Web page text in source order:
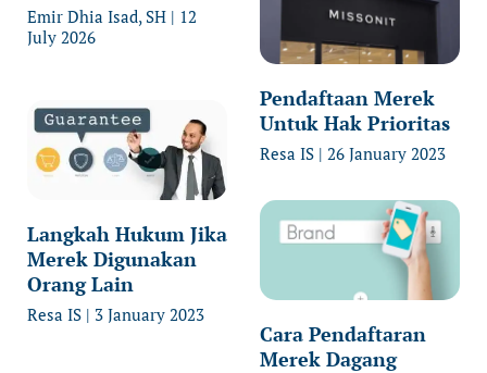
Emir Dhia Isad, SH
12
July 2026
Langkah Hukum Jika
Merek Digunakan
Orang Lain
Resa IS 3 January 2023
Pendaftaan Merek
Untuk Hak Prioritas
Resa IS 26 January 2023
Cara Pendaftaran
Merek Dagang